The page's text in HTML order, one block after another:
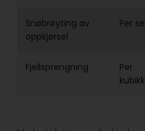
Snøbrøyting av
oppkjørsel
Per
Fjellsprengning
Per